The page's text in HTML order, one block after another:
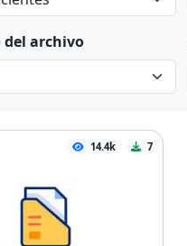
del archivo
14.4k 7